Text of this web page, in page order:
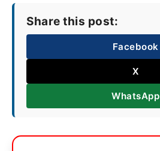
Share this post:
Facebook
X
WhatsApp